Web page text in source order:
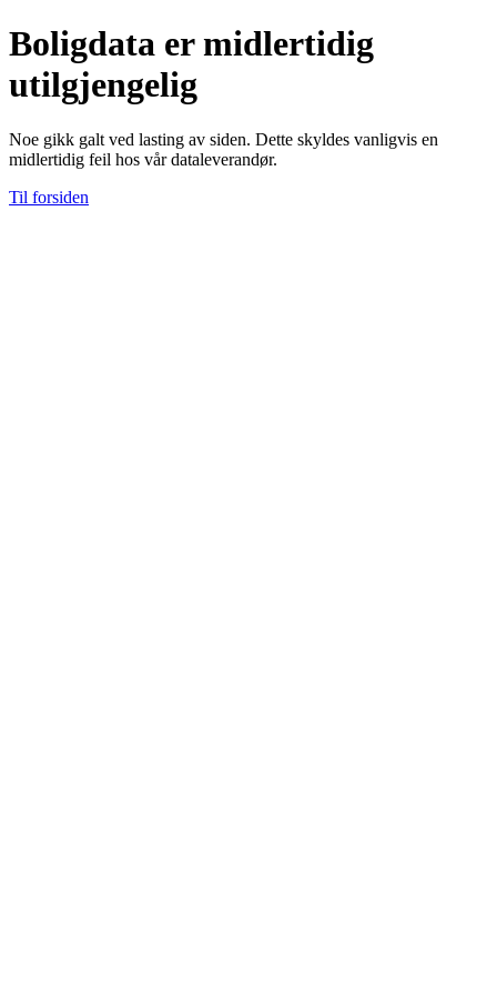
Boligdata er midlertidig
utilgjengelig
Noe gikk galt ved lasting av siden. Dette skyldes vanligvis en
midlertidig feil hos vår dataleverandør.
Til forsiden